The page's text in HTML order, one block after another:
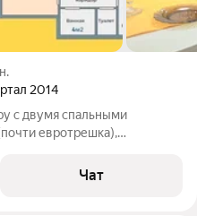
2014
с двумя спальными
евротрешка),
на данный момент никто
и готова
Чат